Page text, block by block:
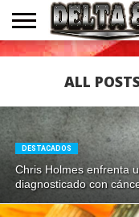
ENTREVISTAS
ALL
DESTACADOS
Chris Holmes enfrenta
diagnosticado con